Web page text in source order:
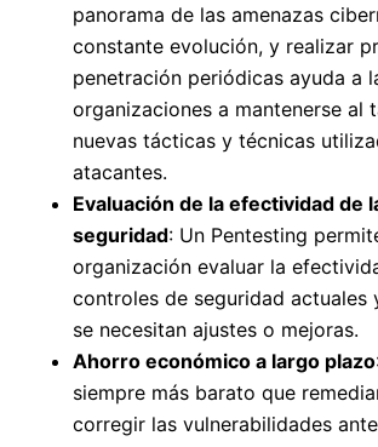
panorama de las amenazas
constante evolución, y realizar
penetración periódicas ayuda a
organizaciones a mantenerse al
nuevas tácticas y técnicas
atacantes.
Evaluación de la efectividad de
seguridad: Un Pentesting
organización evaluar la
controles de seguridad actuales
se necesitan ajustes o mejoras.
Ahorro económico a largo plazo
siempre más barato que
corregir las vulnerabilidades